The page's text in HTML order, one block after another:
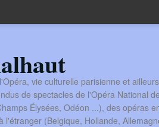
vie culturelle parisienne et
de spectacles de l'Opéra National
Élysées, Odéon ...), des opéras
l'étranger (Belgique, Hollande,